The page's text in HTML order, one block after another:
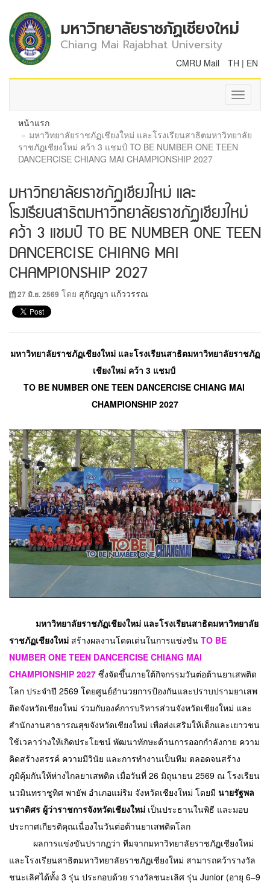
มหาวิทยาลัยราชภัฏเชียงใหม่
Chiang Mai Rajabhat University
CMRU Mail TH | EN
Toggle
หน้าแรก
มหาวิทยาลัยราชภัฏเชียงใหม่ และโรงเรียนสาธิตมหาวิทยาลัย
ราชภัฏเชียงใหม่ คว้า 3 แชมป์ TO BE NUMBER ONE TEEN
DANCERCISE CHIANG MAI CHAMPIONSHIP 2027
มหาวิทยาลัยราชภัฏเชียงใหม่ และ
โรงเรียนสาธิตมหาวิทยาลัยราชภัฏเชียงใหม่
คว้า 3 แชมป์ TO BE NUMBER ONE TEEN
DANCERCISE CHIANG MAI
CHAMPIONSHIP 2027
27 มิ.ย. 2569 โดย สุกัญญา แก้ววรรณ
มหาวิทยาลัยราชภัฏเชียงใหม่ และโรงเรียนสาธิตมหาวิทยาลัยราชภัฏ
เชียงใหม่ คว้า 3 แชมป์
TO BE NUMBER ONE TEEN DANCERCISE CHIANG MAI
CHAMPIONSHIP 2027
มหาวิทยาลัยราชภัฏเชียงใหม่ และโรงเรียนสาธิตมหาวิทยาลัย
ราชภัฏเชียงใหม่ สร้างผลงานโดดเด่นในการแข่งขัน TO BE
NUMBER ONE TEEN DANCERCISE CHIANG MAI
CHAMPIONSHIP 2027 ซึ่งจัดขึ้นภายใต้กิจกรรมวันต่อต้านยาเสพติด
โลก ประจำปี 2569 โดยศูนย์อำนวยการป้องกันและปราบปรามยาเสพ
ติดจังหวัดเชียงใหม่ ร่วมกับองค์การบริหารส่วนจังหวัดเชียงใหม่ และ
สำนักงานสาธารณสุขจังหวัดเชียงใหม่ เพื่อส่งเสริมให้เด็กและเยาวชน
ใช้เวลาว่างให้เกิดประโยชน์ พัฒนาทักษะด้านการออกกำลังกาย ความ
คิดสร้างสรรค์ ความมีวินัย และการทำงานเป็นทีม ตลอดจนสร้าง
ภูมิคุ้มกันให้ห่างไกลยาเสพติด เมื่อวันที่ 26 มิถุนายน 2569 ณ โรงเรียน
นวมินทราชูทิศ พายัพ อำเภอแม่ริม จังหวัดเชียงใหม่ โดยมี นายรัฐพล
นราดิศร ผู้ว่าราชการจังหวัดเชียงใหม่ เป็นประธานในพิธี และมอบ
ประกาศเกียรติคุณเนื่องในวันต่อต้านยาเสพติดโลก
และโรงเรียนสาธิตมหาวิทยาลัยราชภัฏเชียงใหม่ สามารถคว้ารางวัล
ชนะเลิศได้ทั้ง 3 รุ่น ประกอบด้วย รางวัลชนะเลิศ รุ่น Junior (อายุ 6–9